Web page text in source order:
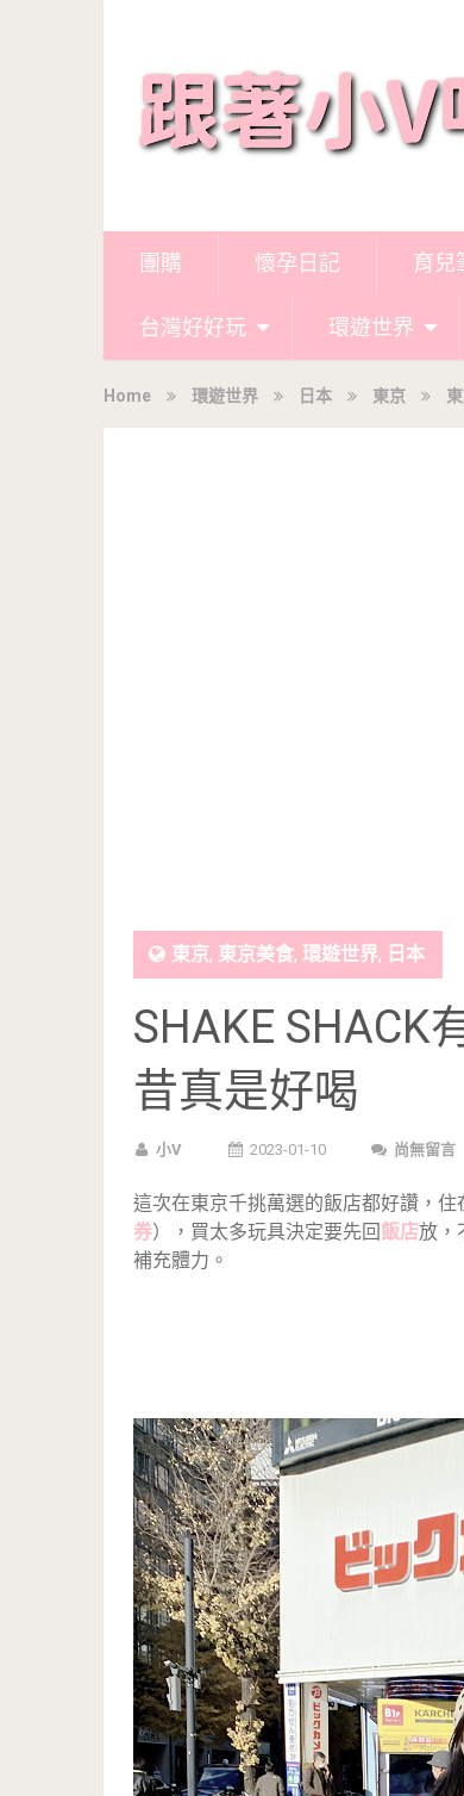
團購 懷孕日記 育兒
台灣好好玩 環遊世界
Home 環遊世界 日本 東京
東京, 東京美食, 環遊世界, 日本
SHAKE SHACK
昔真是好喝
小V 2023-01-10 尚無留言
這次在東京千挑萬選的飯店都好讚，住
券），買太多玩具決定要先回飯店放，
補充體力。